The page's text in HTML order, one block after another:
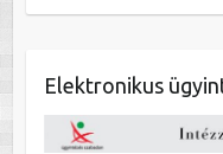
Elektronikus